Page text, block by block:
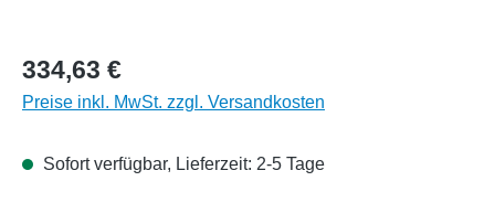
334,63 €
Preise inkl. MwSt. zzgl. Versandkosten
Sofort verfügbar, Lieferzeit: 2-5 Tage